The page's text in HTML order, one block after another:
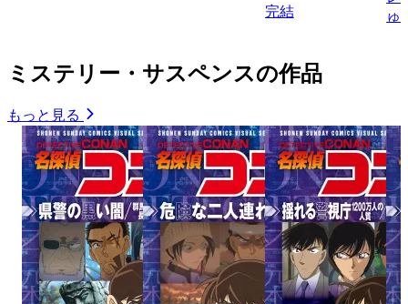
完結
ゅ
ミステリー・サスペンスの作品
もっと見る